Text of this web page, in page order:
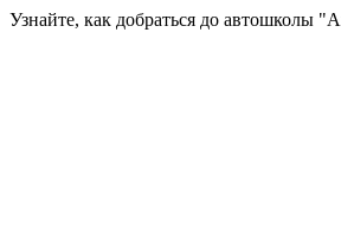
Узнайте, как добраться до автошколы